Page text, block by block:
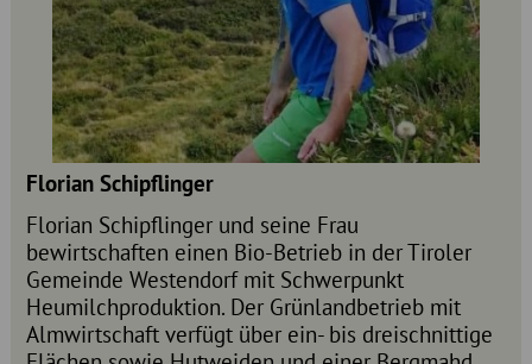
Florian Schipflinger
Florian Schipflinger und seine Frau
bewirtschaften einen Bio-Betrieb in der Tiroler
Gemeinde Westendorf mit Schwerpunkt
Heumilchproduktion. Der Grünlandbetrieb mit
Almwirtschaft verfügt über ein- bis dreischnittige